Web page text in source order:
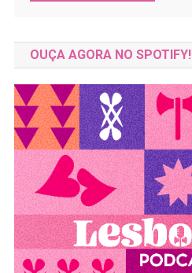
OUÇA AGORA NO SPOTIFY!